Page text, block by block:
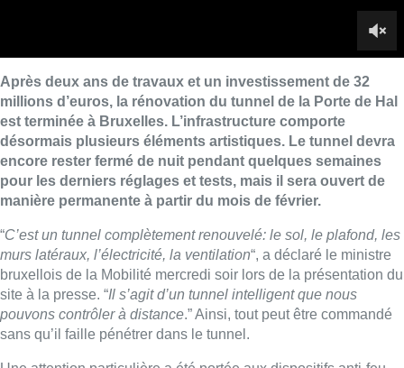
“, a déclaré le ministre
bruxellois de la Mobilité mercredi soir lors de la présentation du
pouvons contrôler à distance
.” Ainsi, tout peut être commandé
sans qu’il faille pénétrer dans le tunnel.
Une attention particulière a été portée aux dispositifs anti-feu.
Éclairées à l’aide de lampes LED vertes, les sorties de secours
sont encore plus visibles en cas d’incident grâce à des spots
éclairants. Des éléments artistiques ont été ajoutés à l’intérieur.
“C’est la première fois qu’une telle intervention artistique voit le
jour dans un tunnel à Bruxelles. C’est lorsque les
automobilistes se déplacent à 50 km/h qu’ils jouissent de l’effet
maximal de cette scénographie
“, selon M. Smet. “
S’il est à
l’arrêt, il remarquera certains éléments de détails.
Cette approche créative sera appliquée à d’autres tunnels que
la Région bruxelloise doit encore moderniser. “
Leopold II, on va ajouter des images d’animaux de la